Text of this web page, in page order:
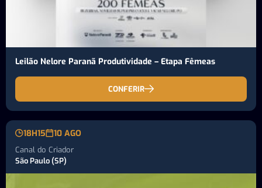
Leilão Nelore Paranã Produtividade – Etapa Fêmeas
CONFERIR
18H15 10 AGO
Canal do Criador
São Paulo (SP)